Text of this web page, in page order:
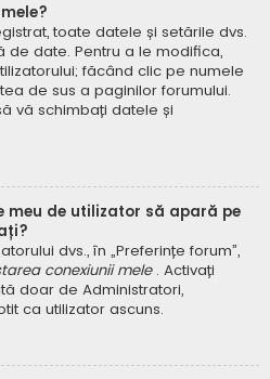
toate datele și setările dvs.
de date. Pentru a le modifica,
făcând clic pe numele
de sus a paginilor forumului.
vă schimbați datele și
meu de utilizator să apară pe
dvs., în „Preferințe forum”,
conexiunii mele . Activați
doar de Administratori,
ca utilizator ascuns.